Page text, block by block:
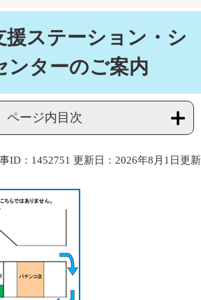
援ステーション・シ
ンターのご案内
ページ内目次
ID：1452751 更新日：2026年8月1日更新